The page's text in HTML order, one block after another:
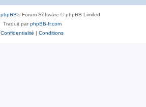
phpBB® Forum Software © phpBB Limited
Traduit parphpBB-fr.com
Confidentialité | Conditions